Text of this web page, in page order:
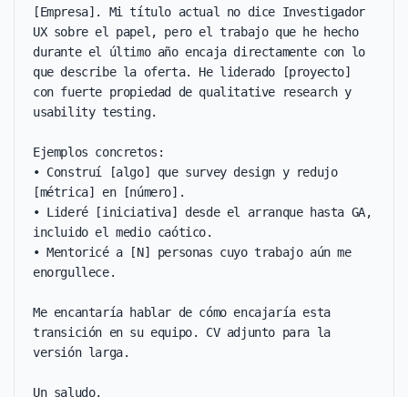
[Empresa]. Mi título actual no dice Investigador
UX sobre el papel, pero el trabajo que he hecho
durante el último año encaja directamente con lo
que describe la oferta. He liderado [proyecto]
con fuerte propiedad de qualitative research y
usability testing.
Ejemplos concretos:
• Construí [algo] que survey design y redujo
[métrica] en [número].
• Lideré [iniciativa] desde el arranque hasta GA,
incluido el medio caótico.
• Mentoricé a [N] personas cuyo trabajo aún me
enorgullece.
Me encantaría hablar de cómo encajaría esta
transición en su equipo. CV adjunto para la
versión larga.
Un saludo,